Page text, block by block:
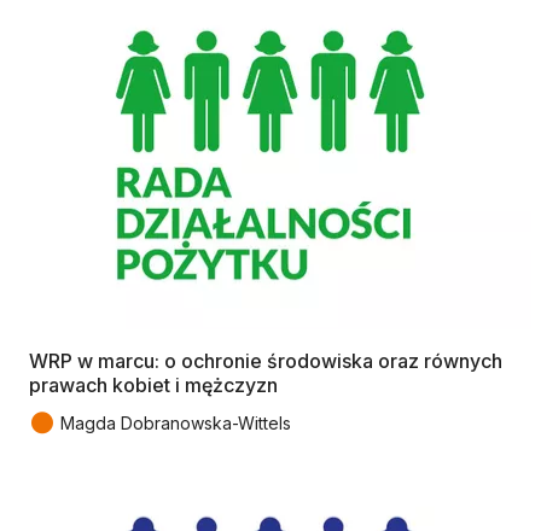
WRP w marcu: o ochronie środowiska oraz równych
prawach kobiet i mężczyzn
● Magda Dobranowska-Wittels